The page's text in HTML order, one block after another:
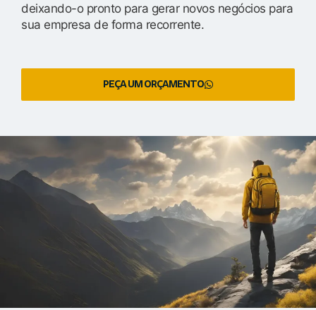
deixando-o pronto para gerar novos negócios para
sua empresa de forma recorrente.
PEÇA UM ORÇAMENTO